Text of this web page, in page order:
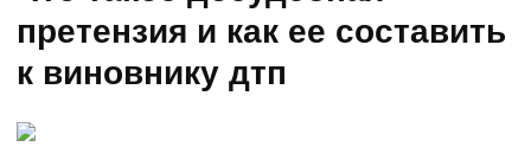
претензия и как ее составить
к виновнику дтп